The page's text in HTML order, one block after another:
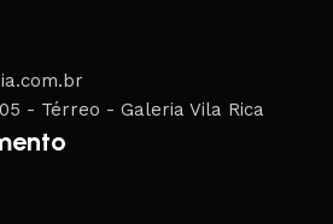
- Térreo - Galeria Vila Rica